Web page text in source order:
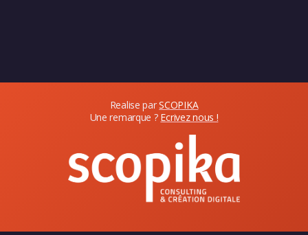
Realise parSCOPIKA
Une remarque ? Ecrivez nous !